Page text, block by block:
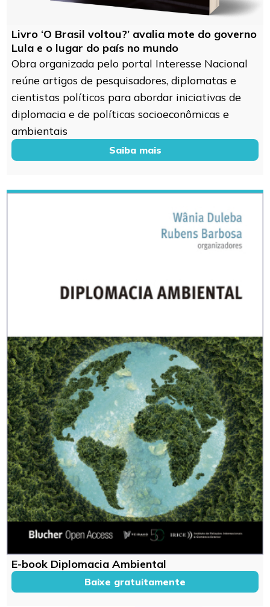
Livro ‘O Brasil voltou?’ avalia mote do governo
Lula e o lugar do país no mundo
Obra organizada pelo portal Interesse Nacional
reúne artigos de pesquisadores, diplomatas e
cientistas políticos para abordar iniciativas de
diplomacia e de políticas socioeconômicas e
ambientais
Saiba mais
E-book Diplomacia Ambiental
Baixe gratuitamente